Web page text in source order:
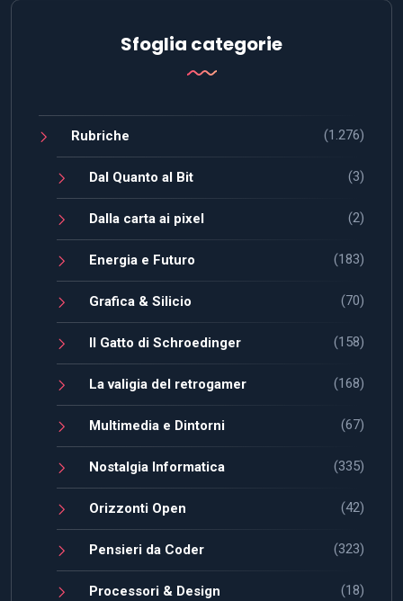
Sfoglia categorie
Rubriche (1.276)
Dal Quanto al Bit (3)
Dalla carta ai pixel (2)
Energia e Futuro (183)
Grafica & Silicio (70)
Il Gatto di Schroedinger (158)
La valigia del retrogamer (168)
Multimedia e Dintorni (67)
Nostalgia Informatica (335)
Orizzonti Open (42)
Pensieri da Coder (323)
Processori & Design (18)